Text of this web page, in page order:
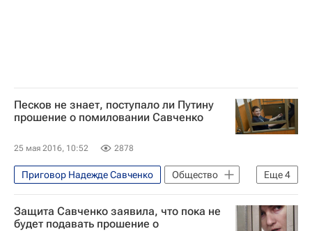
Песков не знает, поступало ли Путину
прошение о помиловании Савченко
25 мая 2016, 10:52 2878
Еще4
Приговор Надежде Савченко
Общество
Надежда Савченко
Дмитрий Песков
Владимир Путин
Россия
Защита Савченко заявила, что пока не
будет подавать прошение о